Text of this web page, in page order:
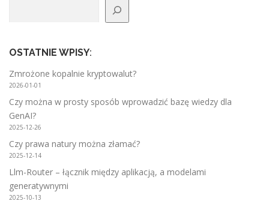
OSTATNIE WPISY:
Zmrożone kopalnie kryptowalut?
2026-01-01
Czy można w prosty sposób wprowadzić bazę wiedzy dla
GenAI?
2025-12-26
Czy prawa natury można złamać?
2025-12-14
Llm-Router – łącznik między aplikacją, a modelami
generatywnymi
2025-10-13